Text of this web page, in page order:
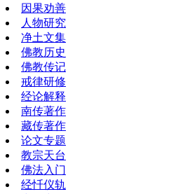
因果劝善
人物研究
净土文集
佛教历史
佛教传记
戒律研修
经论解释
南传著作
藏传著作
论文专题
教宗天台
佛法入门
经忏仪轨